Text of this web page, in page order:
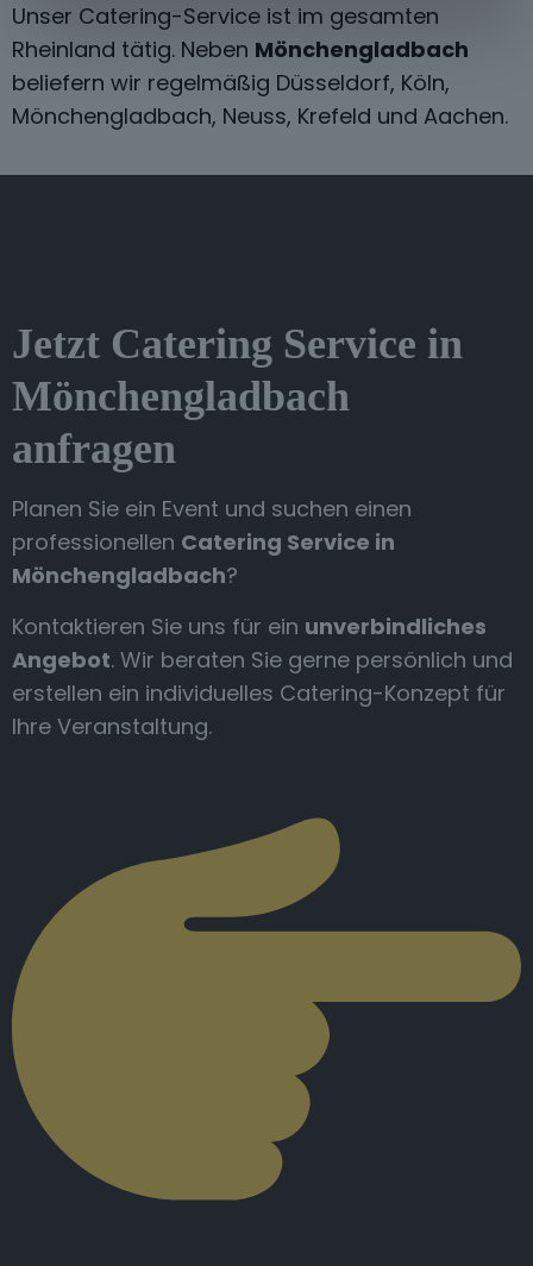
Unser Catering-Service ist im gesamten
Rheinland tätig. Neben Mönchengladbach
beliefern wir regelmäßig Düsseldorf, Köln,
Mönchengladbach, Neuss, Krefeld und Aachen.
Jetzt Catering Service in
Mönchengladbach
anfragen
Planen Sie ein Event und suchen einen
professionellen Catering Service in
Mönchengladbach?
Kontaktieren Sie uns für ein unverbindliches
Angebot. Wir beraten Sie gerne persönlich und
erstellen ein individuelles Catering-Konzept für
Ihre Veranstaltung.